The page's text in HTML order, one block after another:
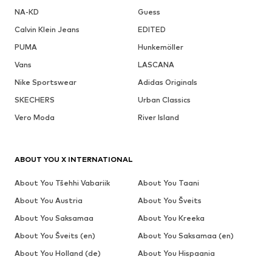
NA-KD
Guess
Calvin Klein Jeans
EDITED
PUMA
Hunkemöller
Vans
LASCANA
Nike Sportswear
Adidas Originals
SKECHERS
Urban Classics
Vero Moda
River Island
ABOUT YOU X INTERNATIONAL
About You Tšehhi Vabariik
About You Taani
About You Austria
About You Šveits
About You Saksamaa
About You Kreeka
About You Šveits (en)
About You Saksamaa (en)
About You Holland (de)
About You Hispaania